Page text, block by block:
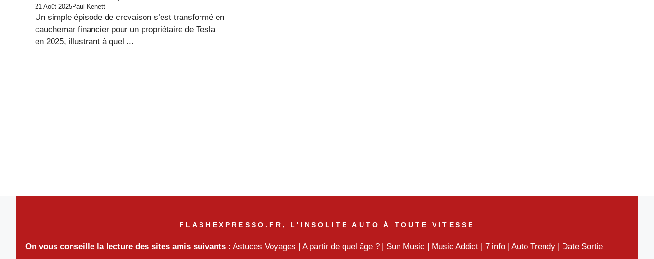
21 Août 2025Paul Kenett
Un simple épisode de crevaison s’est transformé en
cauchemar financier pour un propriétaire de Tesla
en 2025, illustrant à quel ...
FLASHEXPRESSO.FR, L'INSOLITE AUTO À TOUTE VITESSE
On vous conseille la lecture des sites amis suivants : Astuces Voyages | A partir de quel âge ? | Sun Music | Music Addict | 7 info | Auto Trendy | Date Sortie